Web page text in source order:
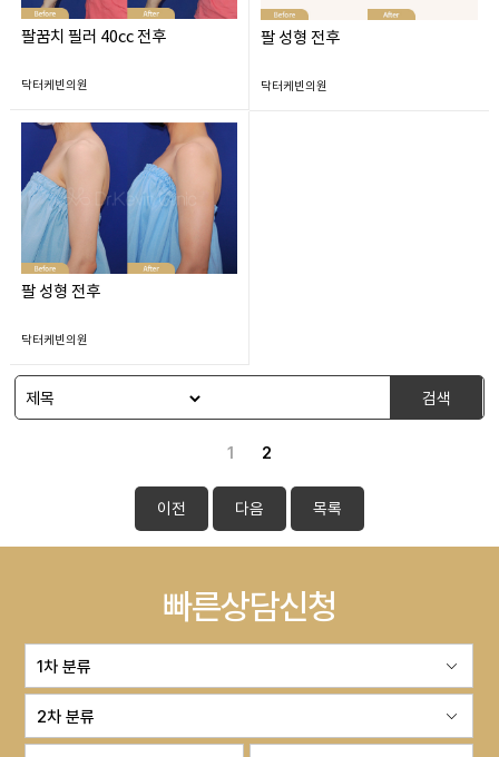
팔꿈치 필러 40cc 전후
닥터케빈의원
팔 성형 전후
닥터케빈의원
팔 성형 전후
닥터케빈의원
검색
1 2
이전 다음 목록
빠른상담신청